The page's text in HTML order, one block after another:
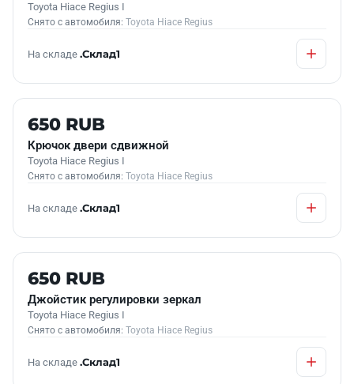
Toyota Hiace Regius I
Снято с автомобиля: Toyota Hiace Regius
На складе .Склад1
Б/У В НАЛИЧИИ
650 RUB
Крючок двери сдвижной
Toyota Hiace Regius I
Снято с автомобиля: Toyota Hiace Regius
На складе .Склад1
Б/У В НАЛИЧИИ
650 RUB
Джойстик регулировки зеркал
Toyota Hiace Regius I
Снято с автомобиля: Toyota Hiace Regius
На складе .Склад1